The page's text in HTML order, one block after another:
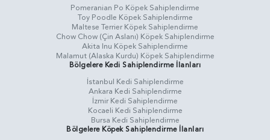
Pomeranian Po Köpek Sahiplendirme
Toy Poodle Köpek Sahiplendirme
Maltese Terrier Köpek Sahiplendirme
Chow Chow (Çin Aslanı) Köpek Sahiplendirme
Akita Inu Köpek Sahiplendirme
Malamut (Alaska Kurdu) Köpek Sahiplendirme
Bölgelere Kedi Sahiplendirme İlanları
İstanbul Kedi Sahiplendirme
Ankara Kedi Sahiplendirme
İzmir Kedi Sahiplendirme
Kocaeli Kedi Sahiplendirme
Bursa Kedi Sahiplendirme
Bölgelere Köpek Sahiplendirme İlanları